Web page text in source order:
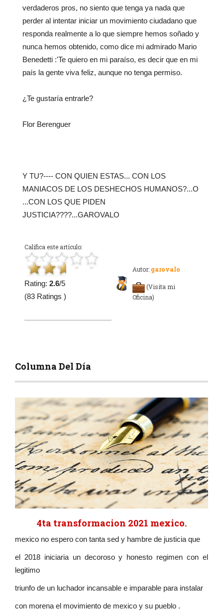
verdaderos pros, no siento que tenga ya nada que
perder al intentar iniciar un movimiento ciudadano que
responda realmente a lo que siempre hemos soñado y
nunca hemos obtenido, como dice mi admirado Mario
Benedetti :'Te quiero en mi paraíso, es decir que en mi
país la gente viva feliz, aunque no tenga permiso.
¿Te gustaría entrarle?
Flor Berenguer
Y TU?---- CON QUIEN ESTAS... CON LOS
MANIACOS DE LOS DESHECHOS HUMANOS?...O
...CON LOS QUE PIDEN
JUSTICIA????...GAROVALO
Califica este artículo:
Rating: 2.6/5
(83 Ratings )
Autor: garovalo
(Visita mi
Oficina)
Columna Del Día
4ta transformacion 2021 mexico.
mexico no espero con tanta sed y hambre de justicia que
el 2018 iniciaria un decoroso y honesto regimen con el
legitimo
triunfo de un luchador incansable e imparable para instalar
con morena el movimiento de mexico y su pueblo .